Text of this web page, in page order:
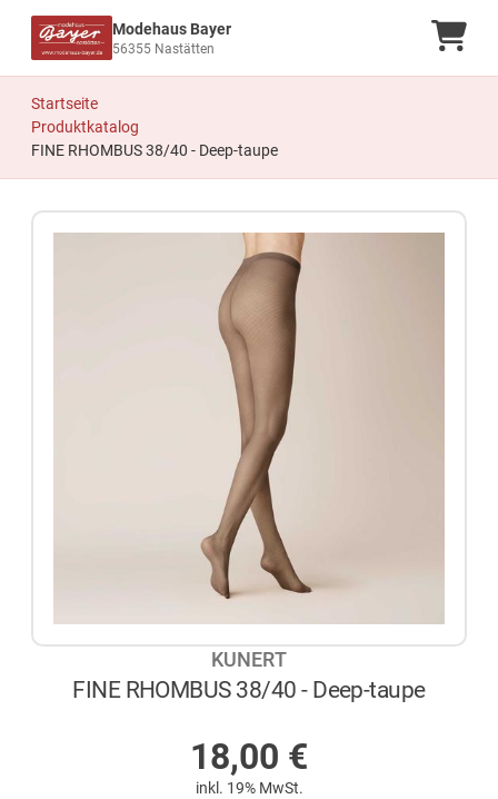
Modehaus Bayer
56355 Nastätten
Startseite
Produktkatalog
FINE RHOMBUS 38/40 - Deep-taupe
KUNERT
FINE RHOMBUS 38/40 - Deep-taupe
18,00 €
inkl. 19% MwSt.